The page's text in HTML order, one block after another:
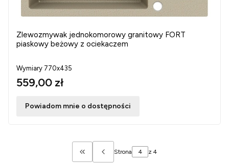
Zlewozmywak jednokomorowy granitowy FORT
piaskowy beżowy z ociekaczem
Wymiary 770x435
559,00 zł
Powiadom mnie o dostępności
Wróć do pierwszej strony z produktami
Strona z 4